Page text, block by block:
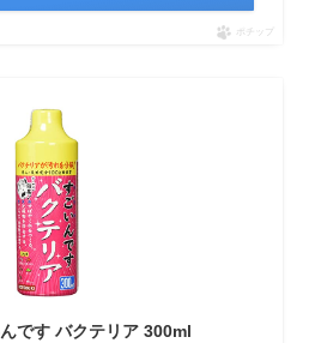
ポチップ
です バクテリア 300ml